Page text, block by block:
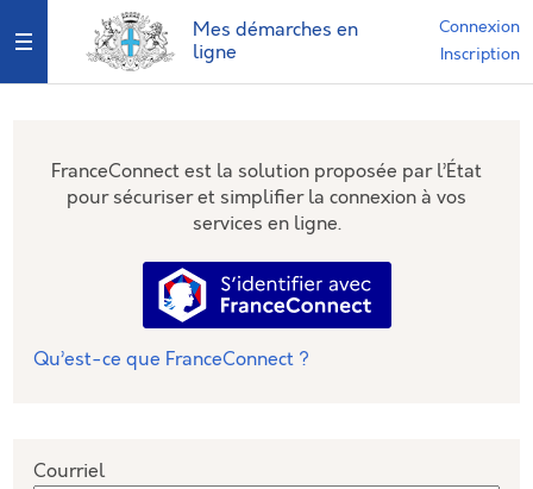
Mes démarches en
ligne
Connexion
Inscription
Ouvrir le menu
FranceConnect est la solution proposée par l’État
pour sécuriser et simplifier la connexion à vos
services en ligne.
S’identifier avec
Qu’est-ce que FranceConnect ?
Courriel